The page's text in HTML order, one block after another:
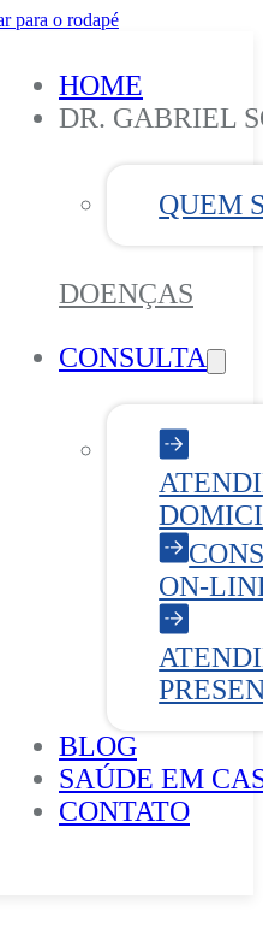
para o rodapé
HOME
DR. GABRIEL
QUEM
DOENÇAS
CONSULTA
ON-
BLOG
SAÚDE EM
CONTATO